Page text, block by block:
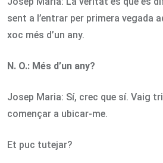
sent a l’entrar per primera vegada
xoc més d’un any.
N. O.: Més d’un any?
Josep Maria: Sí, crec que sí. Vaig
començar a ubicar-me.
Et puc tutejar?